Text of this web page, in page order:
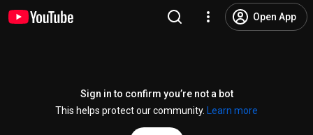
Open App
Sign in to confirm you’re not a bot
This helps protect our community.
Learn more